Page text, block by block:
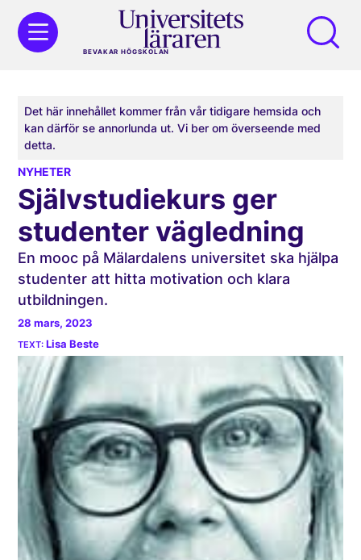
BEVAKAR HÖGSKOLAN
Det här innehållet kommer från vår tidigare hemsida och
kan därför se annorlunda ut. Vi ber om överseende med
detta.
NYHETER
Självstudiekurs ger
studenter vägledning
En mooc på Mälardalens universitet ska hjälpa
studenter att hitta motivation och klara
utbildningen.
28 mars, 2023
Lisa Beste